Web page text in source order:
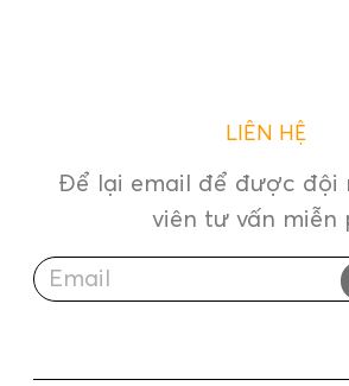
LIÊN HỆ
Để lại email để được đội
viên tư vấn miễn